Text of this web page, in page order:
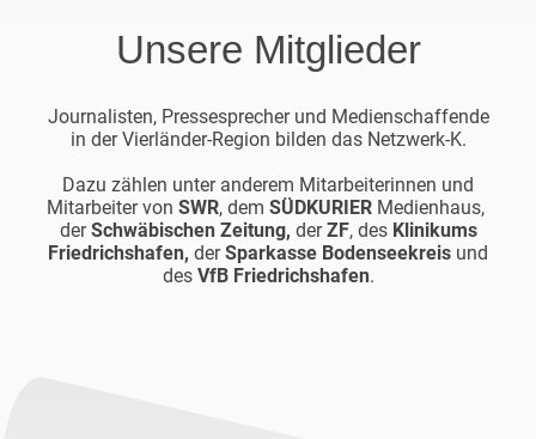
Unsere Mitglieder
Journalisten, Pressesprecher und Medienschaffende
in der Vierländer-Region bilden das Netzwerk-K.
Dazu zählen unter anderem Mitarbeiterinnen und
Mitarbeiter von SWR, dem SÜDKURIER Medienhaus,
derSchwäbischen Zeitung, derZF, des Klinikums
Friedrichshafen, derSparkasse Bodenseekreis und
des VfB Friedrichshafen.